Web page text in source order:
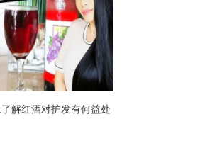
解红酒对护发有何益处